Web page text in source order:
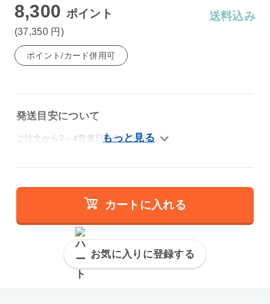
8,300 ポイント
(37,350 円 )
送料込み
ポイント/カード併用可
発送目安について
ご注文から2～4営業日以内に出荷
カートに入れる
お気に入りに登録する